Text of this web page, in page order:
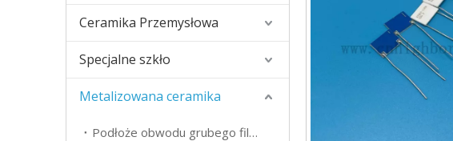
Ceramika Przemysłowa
Specjalne szkło
Metalizowana ceramika
Podłoże obwodu grubego filmu